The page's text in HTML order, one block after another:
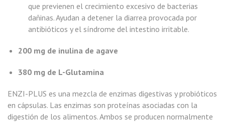
que previenen el crecimiento excesivo de bacterias
dañinas. Ayudan a detener la diarrea provocada por
antibióticos y el síndrome del intestino irritable.
200 mg de inulina de agave
380 mg de L-Glutamina
ENZI-PLUS es una mezcla de enzimas digestivas y probióticos
en cápsulas. Las enzimas son proteínas asociadas con la
digestión de los alimentos. Ambos se producen normalmente